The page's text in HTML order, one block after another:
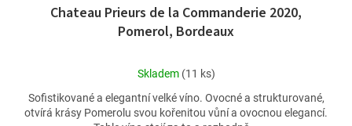
Chateau Prieurs de la Commanderie 2020,
Pomerol, Bordeaux
Průměrné
produktu
je
Skladem (11 ks)
Sofistikované a elegantní velké víno. Ovocné a strukturované,
otvírá krásy Pomerolu svou kořenitou vůní a ovocnou elegancí.